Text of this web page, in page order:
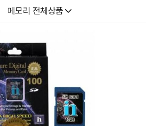
다나와
메모리 전체상품